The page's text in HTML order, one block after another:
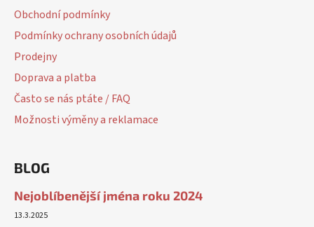
Obchodní podmínky
Podmínky ochrany osobních údajů
Prodejny
Doprava a platba
Často se nás ptáte / FAQ
Možnosti výměny a reklamace
BLOG
Nejoblíbenější jména roku 2024
13.3.2025